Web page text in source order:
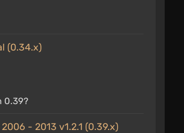
(0.34.x)
0.39?
- 2013 v1.2.1 (0.39.x)